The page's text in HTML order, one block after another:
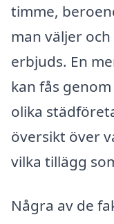
timme,
man väljer
erbjuds. En
kan fås
olika
översikt över
vilka tillägg
Några av de